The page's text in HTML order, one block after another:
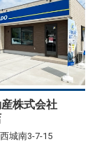
株式会社
城南3-7-15